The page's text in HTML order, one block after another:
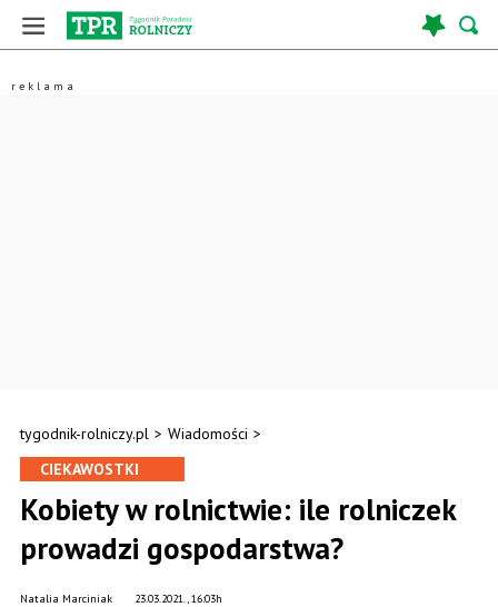
tygodnik-rolniczy.pl > Wiadomości >
CIEKAWOSTKI
Kobiety w rolnictwie: ile rolniczek
prowadzi gospodarstwa?
23.03.2021., 16:03h
Natalia Marciniak